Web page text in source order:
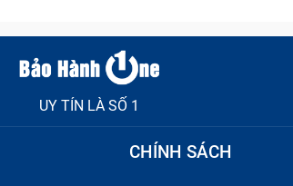
UY TÍN LÀ SỐ 1
CHÍNH SÁCH